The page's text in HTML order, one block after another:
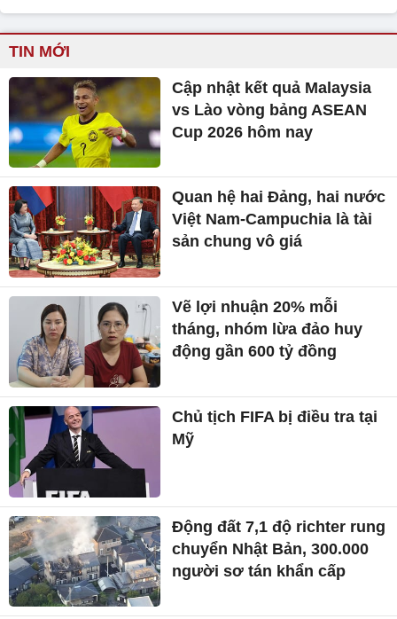
TIN MỚI
Cập nhật kết quả Malaysia
vs Lào vòng bảng ASEAN
Cup 2026 hôm nay
Quan hệ hai Đảng, hai nước
Việt Nam-Campuchia là tài
sản chung vô giá ​
Vẽ lợi nhuận 20% mỗi
tháng, nhóm lừa đảo huy
động gần 600 tỷ đồng
Chủ tịch FIFA bị điều tra tại
Mỹ
Động đất 7,1 độ richter rung
chuyển Nhật Bản, 300.000
người sơ tán khẩn cấp